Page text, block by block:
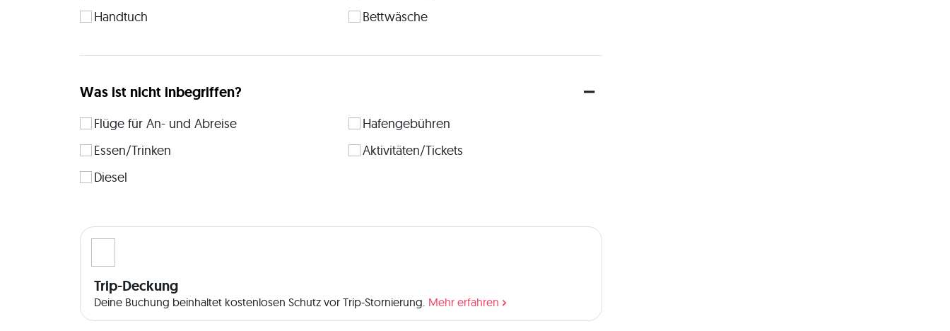
Boot und gehen im Wechsel mal in Restaurants essen. Wir bevorzugen einen ausgewogenen Mix aus
gewisse exklusive Einsamkeit haben kann, welche auch damit verbunden ist, dass der Strom an Bord
Komfort an Bord ist vergleichbar mit einem gehobenen Wohnmobil. Wenn wir in Häfen zur
Übernachtung anlegen, schlafen wir ebenfalls auf dem Boot, man hat jedoch Restaurants zum Essen
gehen und sanitäre Einrichtungen zur Verfügung.
Handtuch
Bettwäsche
Was ist nicht inbegriffen?
Flüge für An- und Abreise
Hafengebühren
Essen/Trinken
Aktivitäten/Tickets
Diesel
Trip-Deckung
Deine Buchung beinhaltet kostenlosen Schutz vor Trip-Stornierung. Mehr erfahren